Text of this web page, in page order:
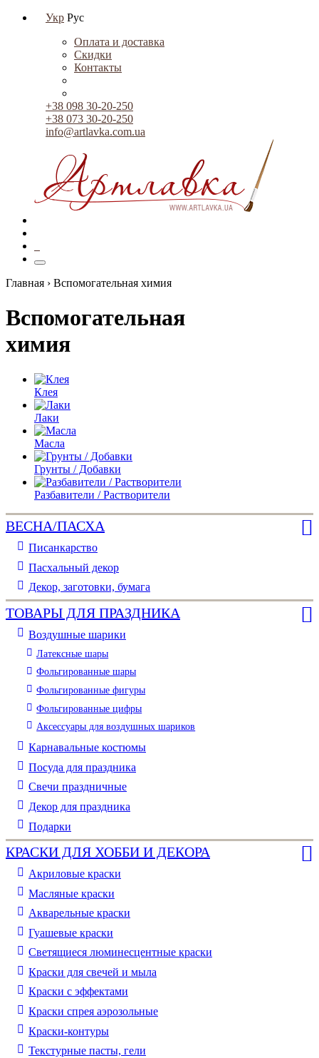
Укр Рус
Оплата и доставка
Скидки
Контакты
+38 098 30-20-250
+38 073 30-20-250
info@artlavka.com.ua
Главная › Вспомогательная химия
Вспомогательная
химия
Клея
Лаки
Масла
Грунты / Добавки
Разбавители / Растворители
ВЕСНА/ПАСХА
Писанкарство
Пасхальный декор
Декор, заготовки, бумага
ТОВАРЫ ДЛЯ ПРАЗДНИКА
Воздушные шарики
Латексные шары
Фольгированные шары
Фольгированные фигуры
Фольгированные цифры
Аксессуары для воздушных шариков
Карнавальные костюмы
Посуда для праздника
Свечи праздничные
Декор для праздника
Подарки
КРАСКИ ДЛЯ ХОББИ И ДЕКОРА
Акриловые краски
Масляные краски
Акварельные краски
Гуашевые краски
Светящиеся люминесцентные краски
Краски для свечей и мыла
Краски с эффектами
Краски спрея аэрозольные
Краски-контуры
Текстурные пасты, гели